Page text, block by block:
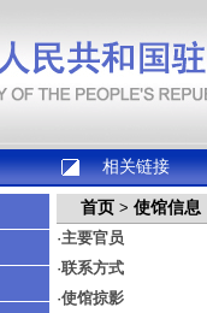
相关链接
首页 > 使馆信息
·主要官员
·联系方式
·使馆掠影